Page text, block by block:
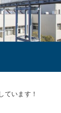
ています！